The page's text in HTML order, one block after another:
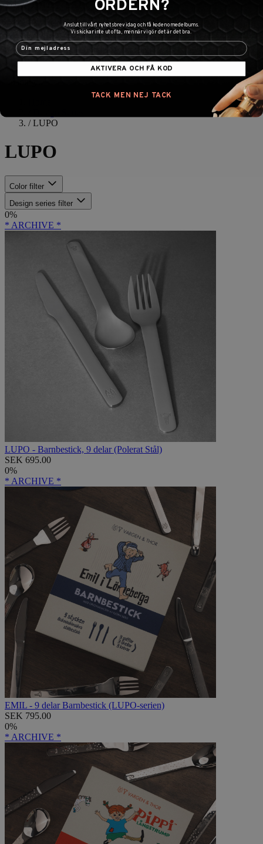
Shopping cart
/ LUPO
LUPO
Color filter
Design series filter
0%
* ARCHIVE *
LUPO - Barnbestick, 9 delar (Polerat Stål)
SEK 695.00
0%
* ARCHIVE *
EMIL - 9 delar Barnbestick (LUPO-serien)
SEK 795.00
0%
* ARCHIVE *
ORDERN?
Anslut till vårt nyhetsbrev idag och få koden omedelbums.
Vi skickar inte ut ofta, men när vi gör det är det bra.
AKTIVERA OCH FÅ KOD
TACK MEN NEJ TACK